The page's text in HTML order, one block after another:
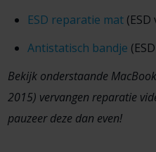
ESD reparatie mat(ESD
Antistatisch bandje
Bekijk onderstaande
2015) vervangen reparatie
pauzeer deze dan even!